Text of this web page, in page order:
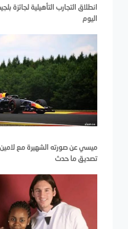
اليوم
ميسي عن صورته الشهيرة مع
تصديق ما حدث